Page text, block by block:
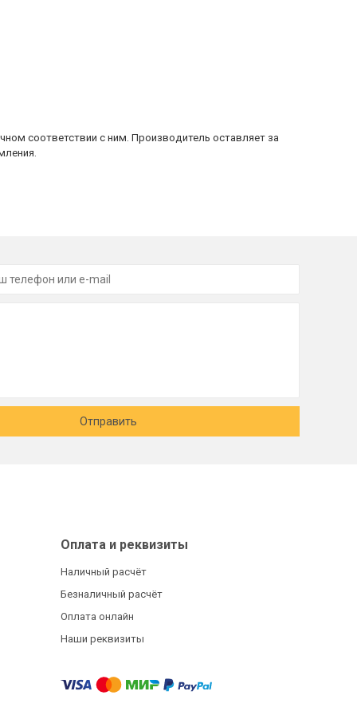
соответствии с ним. Производитель оставляет за
Отправить
Оплата и реквизиты
Наличный расчёт
Безналичный расчёт
Оплата онлайн
Наши реквизиты